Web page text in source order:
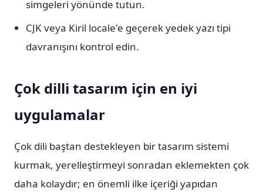
simgeleri yönünde tutun.
CJK veya Kiril locale'e geçerek yedek yazı tipi
davranışını kontrol edin.
Çok dilli tasarım için en iyi
uygulamalar
Çok dili baştan destekleyen bir tasarım sistemi
kurmak, yerelleştirmeyi sonradan eklemekten çok
daha kolaydır; en önemli ilke içeriği yapıdan